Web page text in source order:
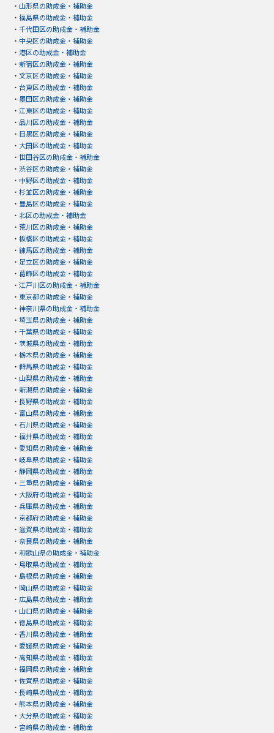
・ 山形県の助成金・補助金
・ 福島県の助成金・補助金
・ 千代田区の助成金・補助金
・ 中央区の助成金・補助金
・ 港区の助成金・補助金
・ 新宿区の助成金・補助金
・ 文京区の助成金・補助金
・ 台東区の助成金・補助金
・ 墨田区の助成金・補助金
・ 江東区の助成金・補助金
・ 品川区の助成金・補助金
・ 目黒区の助成金・補助金
・ 大田区の助成金・補助金
・ 世田谷区の助成金・補助金
・ 渋谷区の助成金・補助金
・ 中野区の助成金・補助金
・ 杉並区の助成金・補助金
・ 豊島区の助成金・補助金
・ 北区の助成金・補助金
・ 荒川区の助成金・補助金
・ 板橋区の助成金・補助金
・ 練馬区の助成金・補助金
・ 足立区の助成金・補助金
・ 葛飾区の助成金・補助金
・ 江戸川区の助成金・補助金
・ 東京都の助成金・補助金
・ 神奈川県の助成金・補助金
・ 埼玉県の助成金・補助金
・ 千葉県の助成金・補助金
・ 茨城県の助成金・補助金
・ 栃木県の助成金・補助金
・ 群馬県の助成金・補助金
・ 山梨県の助成金・補助金
・ 新潟県の助成金・補助金
・ 長野県の助成金・補助金
・ 富山県の助成金・補助金
・ 石川県の助成金・補助金
・ 福井県の助成金・補助金
・ 愛知県の助成金・補助金
・ 岐阜県の助成金・補助金
・ 静岡県の助成金・補助金
・ 三重県の助成金・補助金
・ 大阪府の助成金・補助金
・ 兵庫県の助成金・補助金
・ 京都府の助成金・補助金
・ 滋賀県の助成金・補助金
・ 奈良県の助成金・補助金
・ 和歌山県の助成金・補助金
・ 鳥取県の助成金・補助金
・ 島根県の助成金・補助金
・ 岡山県の助成金・補助金
・ 広島県の助成金・補助金
・ 山口県の助成金・補助金
・ 徳島県の助成金・補助金
・ 香川県の助成金・補助金
・ 愛媛県の助成金・補助金
・ 高知県の助成金・補助金
・ 福岡県の助成金・補助金
・ 佐賀県の助成金・補助金
・ 長崎県の助成金・補助金
・ 熊本県の助成金・補助金
・ 大分県の助成金・補助金
・ 宮崎県の助成金・補助金